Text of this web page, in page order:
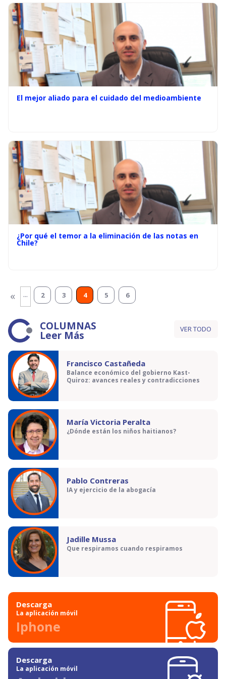
El mejor aliado para el cuidado del medioambiente
¿Por qué el temor a la eliminación de las notas en
Chile?
« ... 2 3 4 5 6
COLUMNAS
Leer Más VER TODO
Francisco Castañeda
Balance económico del gobierno Kast-
Quiroz: avances reales y contradicciones
María Victoria Peralta
¿Dónde están los niños haitianos?
Pablo Contreras
IA y ejercicio de la abogacía
Jadille Mussa
Que respiramos cuando respiramos
Descarga
La aplicación móvil
Iphone
Descarga
La aplicación móvil